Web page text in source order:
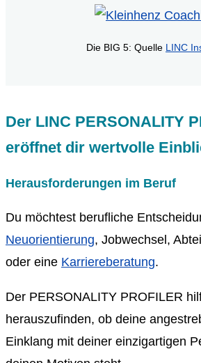
Die BIG 5: Quelle LINC
Der LINC PERSONALITY
eröffnet dir wertvolle
Herausforderungen im Beruf
Du möchtest berufliche
Neuorientierung, Jobwechsel,
oder eine Karriereberatung.
Der PERSONALITY PROFILER
herauszufinden, ob deine
Einklang mit deiner einzigartigen